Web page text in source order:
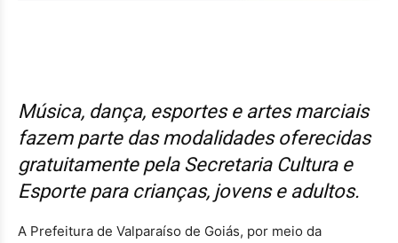
Música, dança, esportes e artes marciais
fazem parte das modalidades oferecidas
gratuitamente pela Secretaria Cultura e
Esporte para crianças, jovens e adultos.
A Prefeitura de Valparaíso de Goiás, por meio da